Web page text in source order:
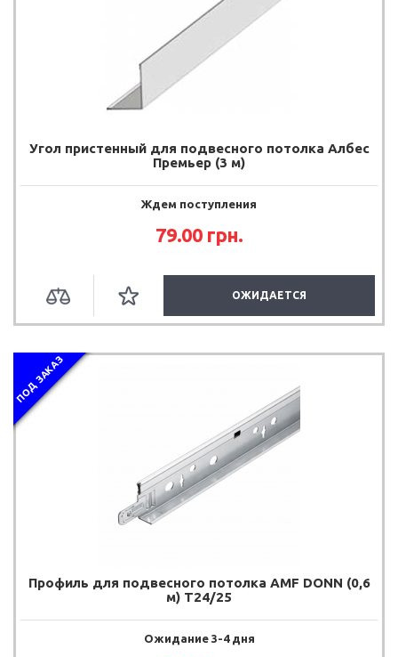
Угол пристенный для подвесного потолка Албес
Премьер (3 м)
Ждем поступления
79.00 грн.
ОЖИДАЕТСЯ
ПОД ЗАКАЗ
Профиль для подвесного потолка AMF DONN (0,6
м) T24/25
Ожидание 3-4 дня